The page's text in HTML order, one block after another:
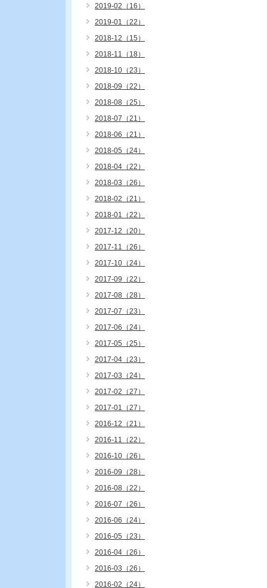
2019-02（16）
2019-01（22）
2018-12（15）
2018-11（18）
2018-10（23）
2018-09（22）
2018-08（25）
2018-07（21）
2018-06（21）
2018-05（24）
2018-04（22）
2018-03（26）
2018-02（21）
2018-01（22）
2017-12（20）
2017-11（26）
2017-10（24）
2017-09（22）
2017-08（28）
2017-07（23）
2017-06（24）
2017-05（25）
2017-04（23）
2017-03（24）
2017-02（27）
2017-01（27）
2016-12（21）
2016-11（22）
2016-10（26）
2016-09（28）
2016-08（22）
2016-07（26）
2016-06（24）
2016-05（23）
2016-04（26）
2016-03（26）
2016-02（24）